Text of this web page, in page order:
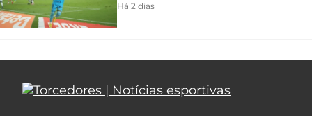
Há 2 dias